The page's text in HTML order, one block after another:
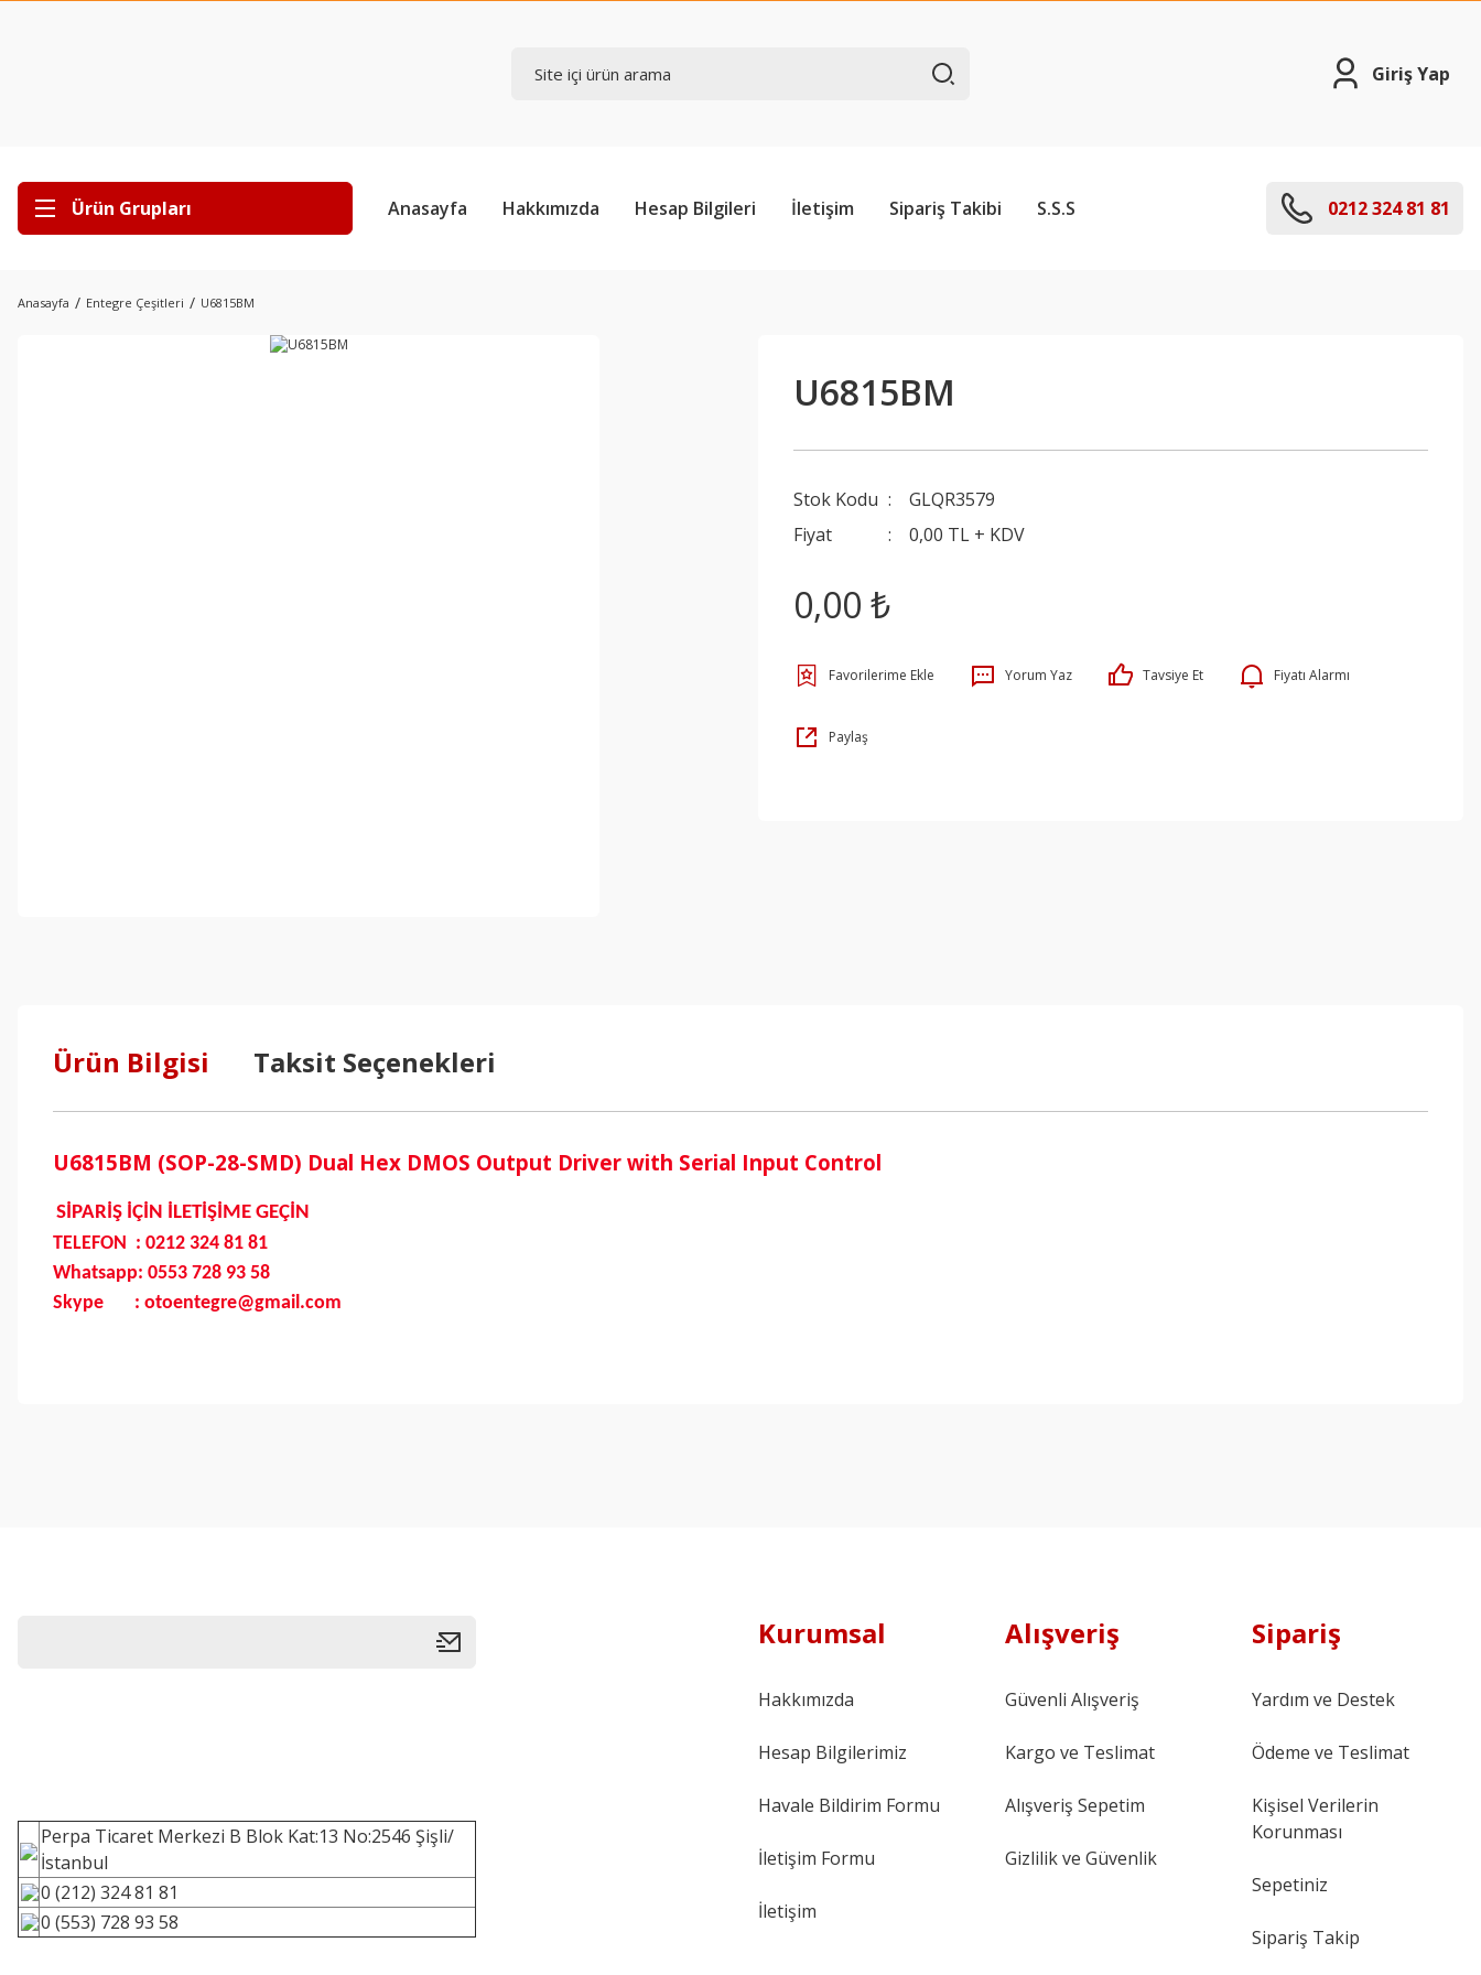
Giriş Yap
Ürün Grupları Anasayfa Hakkımızda Hesap Bilgileri İletişim Sipariş Takibi S.S.S 0212 324 81 81
Anasayfa Entegre Çeşitleri U6815BM
U6815BM
Stok Kodu
GLQR3579
Fiyat
0,00 TL + KDV
0,00 ₺
Yorum Yaz Tavsiye Et Fiyatı Alarmı
Paylaş
Ürün Bilgisi Taksit Seçenekleri
U6815BM (SOP-28-SMD) Dual Hex DMOS Output Driver with Serial Input Control
SİPARİŞ İÇİN İLETİŞİME GEÇİN
TELEFON : 0212 324 81 81
Whatsapp: 0553 728 93 58
Skype : otoentegre@gmail.com
Perpa Ticaret Merkezi B Blok Kat:13 No:2546 Şişli/
İstanbul
0 (212) 324 81 81
0 (553) 728 93 58
Kurumsal
Hakkımızda
Hesap Bilgilerimiz
Havale Bildirim Formu
İletişim Formu
İletişim
Alışveriş
Güvenli Alışveriş
Kargo ve Teslimat
Alışveriş Sepetim
Gizlilik ve Güvenlik
Sipariş
Yardım ve Destek
Ödeme ve Teslimat
Kişisel Verilerin
Korunması
Sepetiniz
Sipariş Takip